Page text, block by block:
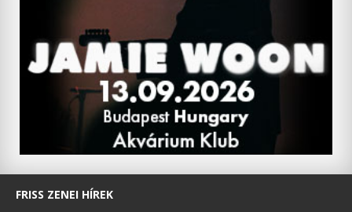
FRISS ZENEI HÍREK